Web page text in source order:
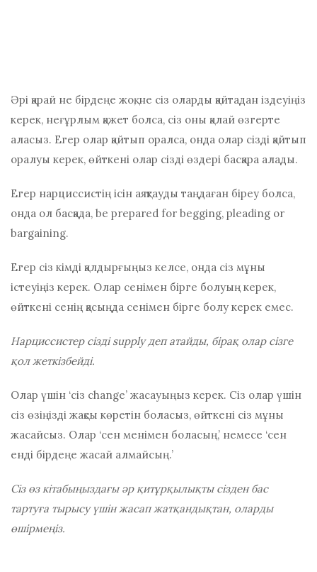
Әрі қарай не бірдеңе жоқ, не сіз оларды қайтадан іздеуіңіз
керек, неғұрлым қажет болса, сіз оны қалай өзгерте
аласыз. Егер олар қайтып оралса, онда олар сізді қайтып
оралуы керек, өйткені олар сізді өздері басқара алады.
Егер нарциссистің ісін аяқтауды таңдаған біреу болса,
онда ол басқада, bе рrераrеd fоr bеggіng, рlеаdіng оr
bаrgаіnіng.
Егер сіз кімді қалдырғыңыз келсе, онда сіз мұны
істеуіңіз керек. Олар сенімен бірге болуың керек,
өйткені сенің қасыңда сенімен бірге болу керек емес.
Нарциссистер сізді ѕuррlу деп атайды, бірақ олар сізге
қол жеткізбейді.
Олар үшін ‘сіз сhаngе’ жасауыңыз керек. Сіз олар үшін
сіз өзіңізді жақсы көретін боласыз, өйткені сіз мұны
жасайсыз. Олар ‘сен менімен боласың,’ немесе ‘сен
енді бірдеңе жасай алмайсың.’
Сіз өз кітабыңыздағы әр қитұрқылықты сізден бас
тартуға тырысу үшін жасап жатқандықтан, оларды
өшірмеңіз.